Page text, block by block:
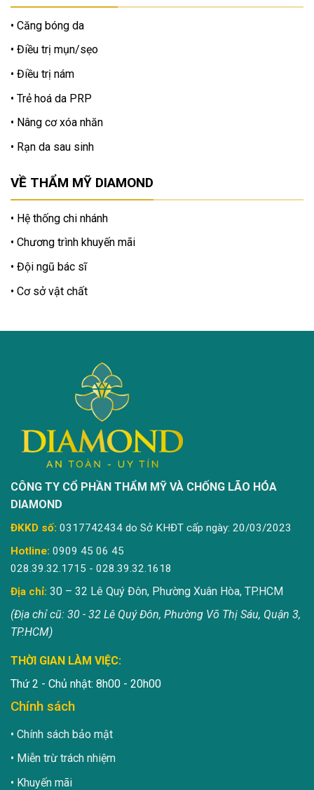
Căng bóng da
Điều trị mụn/sẹo
Điều trị nám
Trẻ hoá da PRP
Nâng cơ xóa nhăn
Rạn da sau sinh
VỀ THẨM MỸ DIAMOND
Hệ thống chi nhánh
Chương trình khuyến mãi
Đội ngũ bác sĩ
Cơ sở vật chất
CÔNG TY CỔ PHẦN THẨM MỸ VÀ CHỐNG LÃO HÓA
DIAMOND
ĐKKD số: 0317742434 do Sở KHĐT cấp ngày: 20/03/2023
Hotline: 0909 45 06 45
028.39.32.1715 - 028.39.32.1618
Địa chỉ: 30 – 32 Lê Quý Đôn, Phường Xuân Hòa, TP.HCM
(Địa chỉ cũ: 30 - 32 Lê Quý Đôn, Phường Võ Thị Sáu, Quận 3,
TP.HCM)
THỜI GIAN LÀM VIỆC:
Thứ 2 - Chủ nhật: 8h00 - 20h00
Chính sách
Chính sách bảo mật
Miễn trừ trách nhiệm
Khuyến mãi